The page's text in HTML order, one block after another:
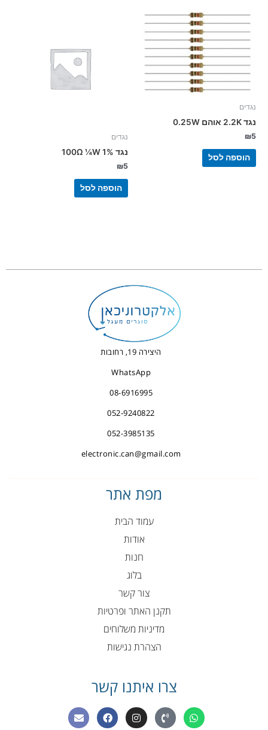
נגדים
נגד 2.2K אוהם 0.25W
₪5
הוספה לסל
נגדים
נגד 100Ω ¼W 1%
₪5
הוספה לסל
היצירה 19, רחובות
WhatsApp
08-6916995
052-9240822
052-3985135
electronic.can@gmail.com
מפת אתר
עמוד הבית
אודות
חנות
בלוג
צור קשר
תקנן האתר ופרטיות
מדיניות משלוחים
הצהרת נגישות
צרו איתנו קשר
W
h
P
h
I
n
F
a
E
n